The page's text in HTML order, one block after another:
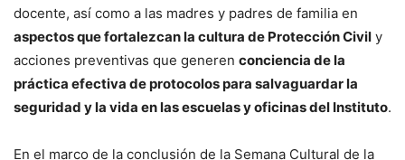
docente, así como a las madres y padres de familia en
aspectos que fortalezcan la cultura de Protección Civil y
acciones preventivas que generen conciencia de la
práctica efectiva de protocolos para salvaguardar la
seguridad y la vida en las escuelas y oficinas del Instituto.
En el marco de la conclusión de la Semana Cultural de la